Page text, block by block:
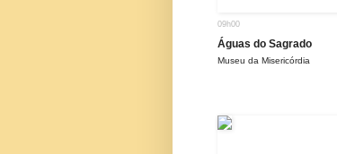
09h00
Águas do Sagrado
Museu da Misericórdia